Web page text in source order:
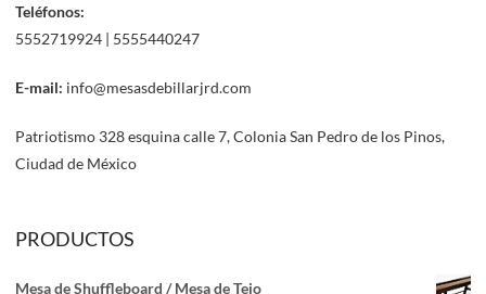
Teléfonos:
5552719924 | 5555440247
E-mail: info@mesasdebillarjrd.com
Patriotismo 328 esquina calle 7, Colonia San Pedro de los Pinos,
Ciudad de México
PRODUCTOS
Mesa de Shuffleboard / Mesa de Tejo